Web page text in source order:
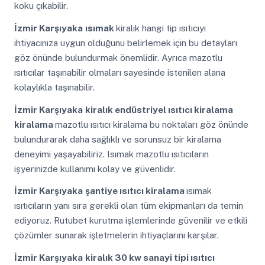
koku çıkabilir.
İzmir Karşıyaka ısımak kiralık hangi tip ısıtıcıyı
ihtiyacınıza uygun olduğunu belirlemek için bu detayları
göz önünde bulundurmak önemlidir. Ayrıca mazotlu
ısıtıcılar taşınabilir olmaları sayesinde istenilen alana
kolaylıkla taşınabilir.
İzmir Karşıyaka kiralık endüstriyel ısıtıcı kiralama
kiralamamazotlu ısıtıcı kiralama bu noktaları göz önünde
bulundurarak daha sağlıklı ve sorunsuz bir kiralama
deneyimi yaşayabiliriz. Isımak mazotlu ısıtıcıların
işyerinizde kullanımı kolay ve güvenlidir.
İzmir Karşıyaka şantiye ısıtıcı kiralamaısımak
ısıtıcıların yanı sıra gerekli olan tüm ekipmanları da temin
ediyoruz. Rutubet kurutma işlemlerinde güvenilir ve etkili
çözümler sunarak işletmelerin ihtiyaçlarını karşılar.
İzmir Karşıyaka kiralık 30 kw sanayi tipi ısıtıcı